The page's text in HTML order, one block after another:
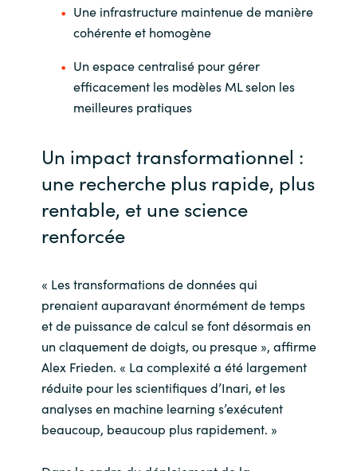
Une infrastructure maintenue de manière
cohérente et homogène
Un espace centralisé pour gérer
efficacement les modèles ML selon les
meilleures pratiques
Un impact transformationnel :
une recherche plus rapide, plus
rentable, et une science
renforcée
« Les transformations de données qui
prenaient auparavant énormément de temps
et de puissance de calcul se font désormais en
un claquement de doigts, ou presque », affirme
Alex Frieden. « La complexité a été largement
réduite pour les scientifiques d’Inari, et les
analyses en machine learning s’exécutent
beaucoup, beaucoup plus rapidement. »